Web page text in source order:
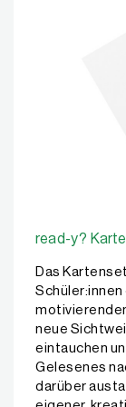
read-y?
Das
Schüler:innen
neue
eintauchen
Gelesenes
darüber